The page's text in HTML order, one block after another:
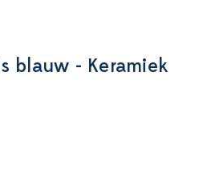
blauw - Keramiek